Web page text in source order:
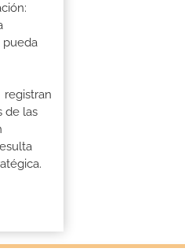
pueda
registran
de las